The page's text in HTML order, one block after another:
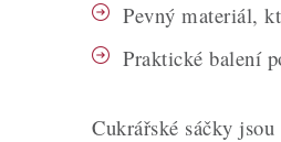
Pevný materiál,
Praktické balení
Cukrářské sáčky